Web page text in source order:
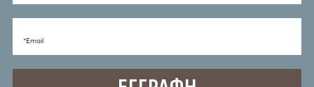
*Email